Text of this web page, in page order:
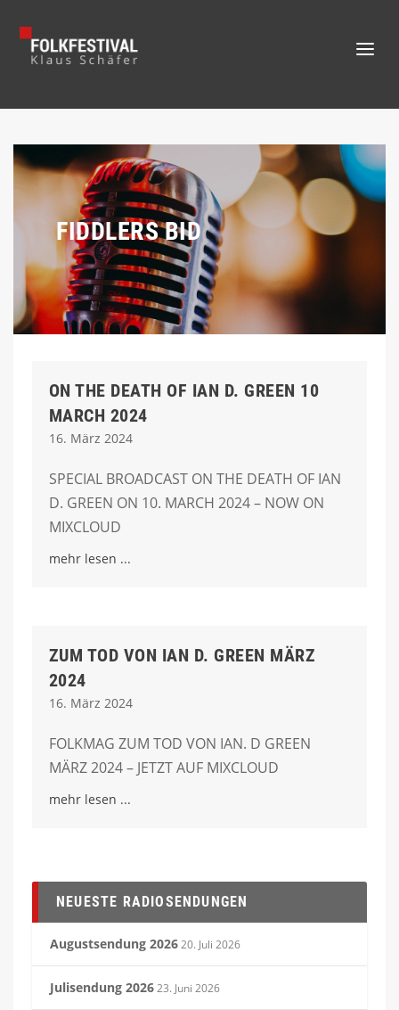
FIDDLERS BID
ON THE DEATH OF IAN D. GREEN 10
MARCH 2024
16. März 2024
SPECIAL BROADCAST ON THE DEATH OF IAN
D. GREEN ON 10. MARCH 2024 – NOW ON
MIXCLOUD
mehr lesen
ZUM TOD VON IAN D. GREEN MÄRZ
2024
16. März 2024
FOLKMAG ZUM TOD VON IAN. D GREEN
MÄRZ 2024 – JETZT AUF MIXCLOUD
mehr lesen
NEUESTE RADIOSENDUNGEN
Augustsendung 202620. Juli 2026
Julisendung 202623. Juni 2026